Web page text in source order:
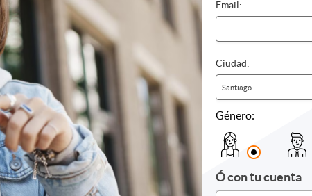
Email:
Ciudad:
Santiago
Género:
Ó con tu cuenta
Mirada Renovada con Relleno de
Ojeras con Ácido Hialurónico
8988.6 km, Lo Barnechea
1 Sesión de
Ácido Hialurónico